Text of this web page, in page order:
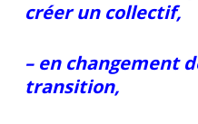
créer un collectif,
– en changement
transition,